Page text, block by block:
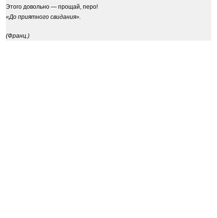
Этого довольно — прощай, перо!
«До приятного свидания».
(Франц.)